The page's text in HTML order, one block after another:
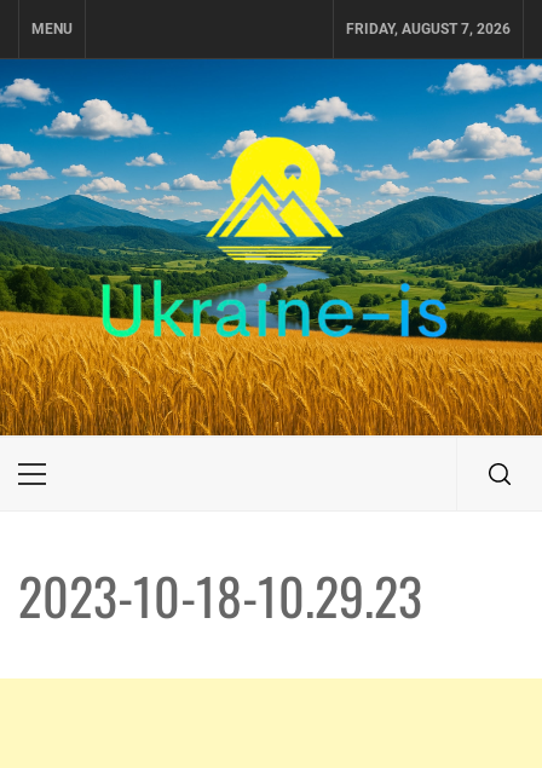
MENU FRIDAY, AUGUST 7, 2026
UKRAINE-IS
ПОДОРОЖI ПО УКРАЇНІ
Primary
2023-10-18-10.29.23